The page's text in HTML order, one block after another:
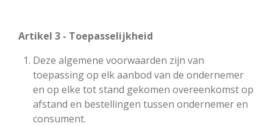
Artikel 3 - Toepasselijkheid
Deze algemene voorwaarden zijn van
toepassing op elk aanbod van de ondernemer
en op elke tot stand gekomen overeenkomst op
afstand en bestellingen tussen ondernemer en
consument.